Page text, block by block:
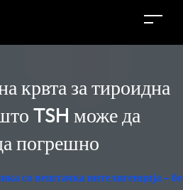
крвта за тироидна
TSH може да
погрешно
со вештачка интелигенција -